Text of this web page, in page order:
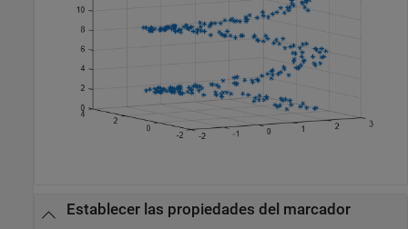
Establecer las propiedades del marcador